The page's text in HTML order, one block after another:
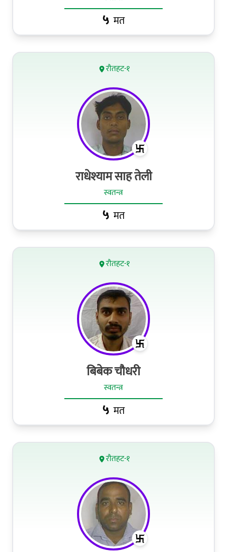
५ मत
रौतहट-१
राधेश्याम साह तेली
स्वतन्त्र
५ मत
रौतहट-१
बिबेक चौधरी
स्वतन्त्र
५ मत
रौतहट-१